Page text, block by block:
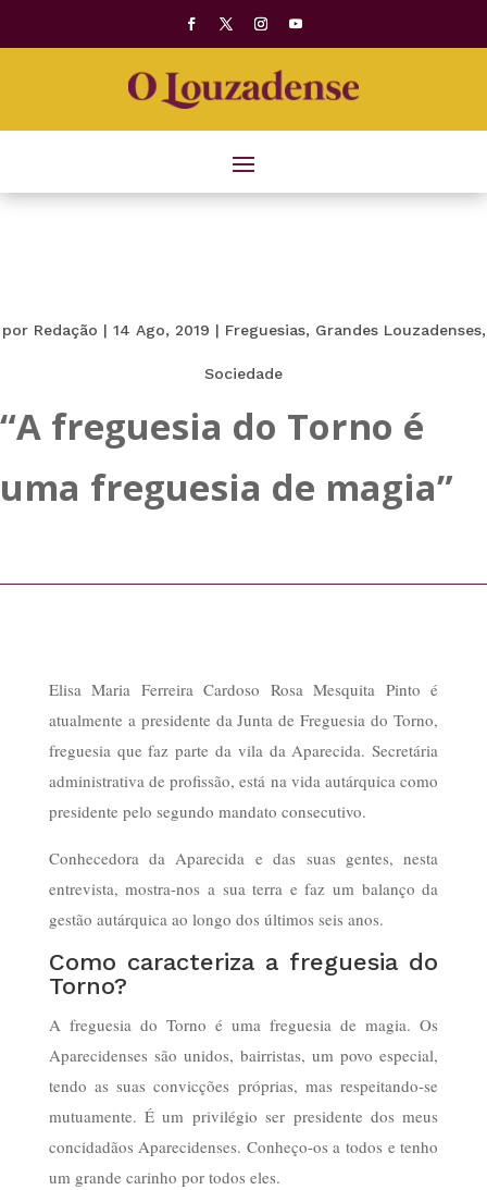
por Redação | 14 Ago, 2019 | Freguesias, Grandes Louzadenses,
Sociedade
“A freguesia do Torno é
uma freguesia de magia”
Elisa Maria Ferreira Cardoso Rosa Mesquita Pinto é
atualmente a presidente da Junta de Freguesia do Torno,
freguesia que faz parte da vila da Aparecida. Secretária
administrativa de profissão, está na vida autárquica como
presidente pelo segundo mandato consecutivo.
Conhecedora da Aparecida e das suas gentes, nesta
entrevista, mostra-nos a sua terra e faz um balanço da
gestão autárquica ao longo dos últimos seis anos.
Como caracteriza a freguesia do
Torno?
A freguesia do Torno é uma freguesia de magia. Os
Aparecidenses são unidos, bairristas, um povo especial,
tendo as suas convicções próprias, mas respeitando-se
mutuamente. É um privilégio ser presidente dos meus
concidadãos Aparecidenses. Conheço-os a todos e tenho
um grande carinho por todos eles.